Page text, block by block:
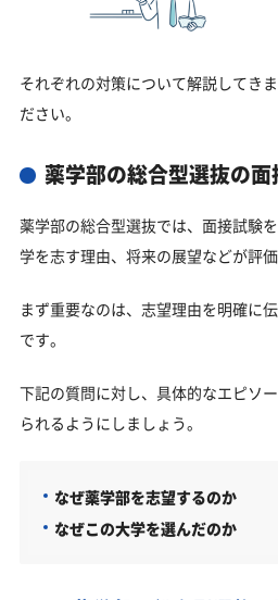
それぞれの対策について解説してき
ださい。
薬学部の総合型選抜の
薬学部の総合型選抜では、面接試験
学を志す理由、将来の展望などが評価
まず重要なのは、志望理由を明確に
です。
下記の質問に対し、具体的なエピソ
られるようにしましょう。
なぜ薬学部を志望するのか
なぜこの大学を選んだのか